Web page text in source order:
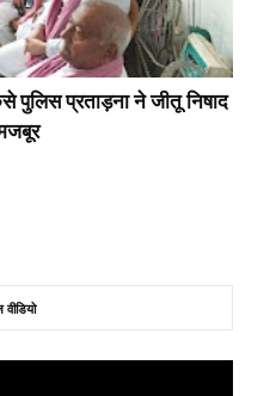
पुलिस प्रताड़ना ने जीतू निषाद